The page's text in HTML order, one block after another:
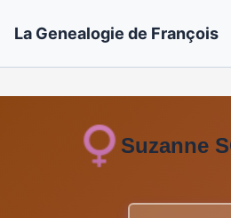
La Genealogie de François
Suzanne